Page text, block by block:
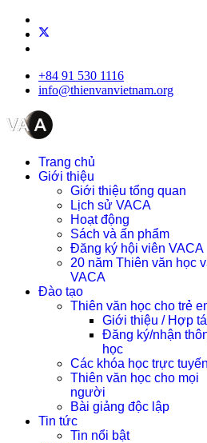
+84 91 530 1116
info@thienvanvietnam.org
Trang chủ
Giới thiệu
Giới thiệu tổng quan
Lịch sử VACA
Hoạt động
Sách và ấn phẩm
Đăng ký hội viên VACA
20 năm Thiên văn học
VACA
Đào tạo
Thiên văn học cho trẻ
Giới thiệu / Hợp
Đăng ký/nhận
học
Các khóa học trực tuyến
Thiên văn học cho mọi
người
Bài giảng độc lập
Tin tức
Tin nổi bật